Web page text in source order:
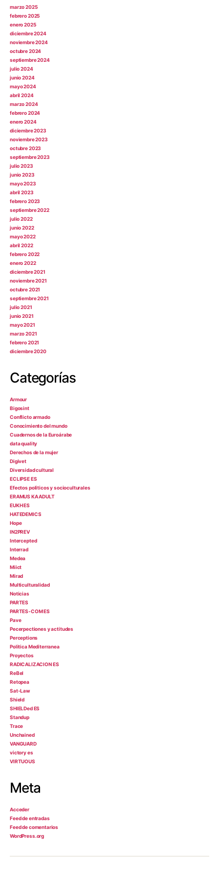
marzo 2025
febrero 2025
enero 2025
diciembre 2024
noviembre 2024
octubre 2024
septiembre 2024
julio 2024
junio 2024
mayo 2024
abril 2024
marzo 2024
febrero 2024
enero 2024
diciembre 2023
noviembre 2023
octubre 2023
septiembre 2023
julio 2023
junio 2023
mayo 2023
abril 2023
febrero 2023
septiembre 2022
julio 2022
junio 2022
mayo 2022
abril 2022
febrero 2022
enero 2022
diciembre 2021
noviembre 2021
octubre 2021
septiembre 2021
julio 2021
junio 2021
mayo 2021
marzo 2021
febrero 2021
diciembre 2020
Categorías
Armour
Bigosint
Conflicto armado
Conocimiento del mundo
Cuadernos de la Euroárabe
data quality
Derechos de la mujer
Digivet
Diversidad cultural
ECLIPSE ES
Efectos politicos y socioculturales
ERAMUS KA ADULT
EUKH ES
HATEDEMICS
Hope
IN2PREV
Intercepted
Interrad
Medea
Miict
Mirad
Multiculturalidad
Noticias
PARTES
PARTES-COM ES
Pave
Pecerpectiones y actitudes
Perceptions
Politica Mediterranea
Proyectos
RADICALIZACION ES
ReBel
Retopea
Sat-Law
Shield
SHIELDed ES
Standup
Trace
Unchained
VANGUARD
victory es
VIRTUOUS
Meta
Acceder
Feed de entradas
Feed de comentarios
WordPress.org